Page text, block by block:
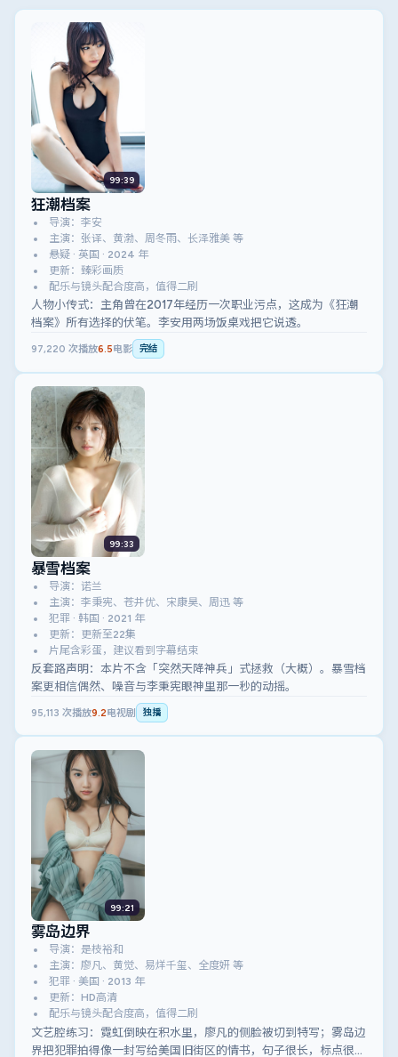
99:39
狂潮档案
导演：李安
主演：张译、黄渤、周冬雨、长泽雅美 等
悬疑 · 英国 · 2024 年
更新：臻彩画质
配乐与镜头配合度高，值得二刷
人物小传式：主角曾在2017年经历一次职业污点，这成为《狂潮
档案》所有选择的伏笔。李安用两场饭桌戏把它说透。
97,220 次播放6.5电影 完结
99:33
暴雪档案
导演：诺兰
主演：李秉宪、苍井优、宋康昊、周迅 等
犯罪 · 韩国 · 2021 年
更新：更新至22集
片尾含彩蛋，建议看到字幕结束
反套路声明：本片不含「突然天降神兵」式拯救（大概）。暴雪档
案更相信偶然、噪音与李秉宪眼神里那一秒的动摇。
95,113 次播放9.2电视剧 独播
99:21
雾岛边界
导演：是枝裕和
主演：廖凡、黄觉、易烊千玺、全度妍 等
犯罪 · 美国 · 2013 年
更新：HD高清
配乐与镜头配合度高，值得二刷
文艺腔练习：霓虹倒映在积水里，廖凡的侧脸被切到特写；雾岛边
界把犯罪拍得像一封写给美国旧街区的情书，句子很长，标点很